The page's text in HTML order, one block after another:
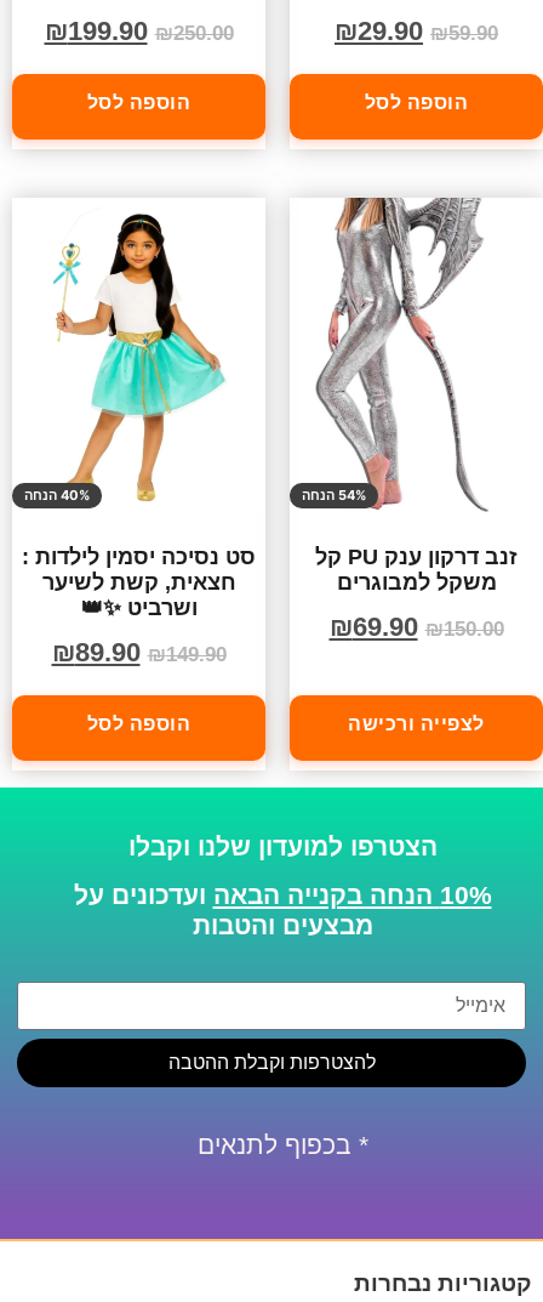
₪59.90
₪29.90
הוספה לסל
₪250.00
₪199.90
הוספה לסל
54% הנחה
זנב דרקון ענק PU קל
משקל למבוגרים
₪150.00
₪69.90
לצפייה ורכישה
40% הנחה
סט נסיכה יסמין לילדות :
חצאית, קשת לשיער
ושרביט ✨👑
₪149.90
₪89.90
הוספה לסל
הצטרפו למועדון שלנו וקבלו
10% הנחה בקנייה הבאה
ועדכונים על
מבצעים והטבות
להצטרפות וקבלת ההטבה
* בכפוף לתנאים
קטגוריות נבחרות